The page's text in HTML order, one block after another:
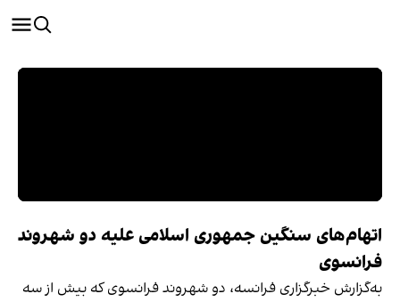
اتهام‌های سنگین جمهوری اسلامی علیه دو شهروند
فرانسوی
به‌گزارش خبرگزاری فرانسه، دو شهروند فرانسوی که بیش از سه